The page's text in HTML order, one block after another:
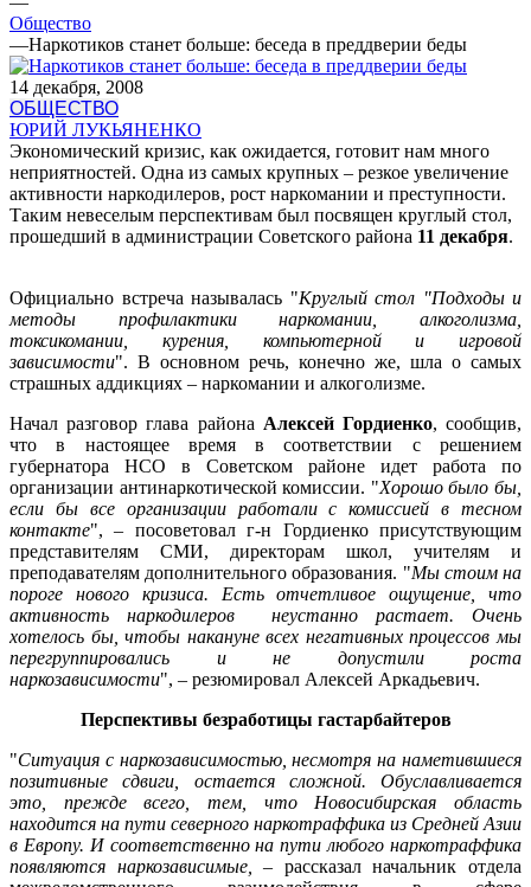
Общество
—Наркотиков станет больше: беседа в преддверии беды
14 декабря, 2008
ОБЩЕСТВО
ЮРИЙ ЛУКЬЯНЕНКО
Экономический кризис, как ожидается, готовит нам много
неприятностей. Одна из самых крупных – резкое увеличение
активности наркодилеров, рост наркомании и преступности.
Таким невеселым перспективам был посвящен круглый стол,
прошедший в администрации Советского района 11 декабря.
Официально встреча называлась "Круглый стол "Подходы и
методы профилактики наркомании, алкоголизма,
токсикомании, курения, компьютерной и игровой
зависимости". В основном речь, конечно же, шла о самых
страшных аддикциях – наркомании и алкоголизме.
Начал разговор глава района Алексей Гордиенко, сообщив,
что в настоящее время в соответствии с решением
губернатора НСО в Советском районе идет работа по
организации антинаркотической комиссии. "Хорошо было бы,
если бы все организации работали с комиссией в тесном
контакте", – посоветовал г-н Гордиенко присутствующим
представителям СМИ, директорам школ, учителям и
преподавателям дополнительного образования. "Мы стоим на
пороге нового кризиса. Есть отчетливое ощущение, что
активность наркодилеров неустанно растает. Очень
хотелось бы, чтобы накануне всех негативных процессов мы
перегруппировались и не допустили роста
наркозависимости", – резюмировал Алексей Аркадьевич.
Перспективы безработицы гастарбайтеров
"Ситуация с наркозависимостью, несмотря на наметившиеся
позитивные сдвиги, остается сложной. Обуславливается
это, прежде всего, тем, что Новосибирская область
находится на пути северного наркотраффика из Средней Азии
в Европу. И соответственно на пути любого наркотраффика
появляются наркозависимые,– рассказал начальник отдела